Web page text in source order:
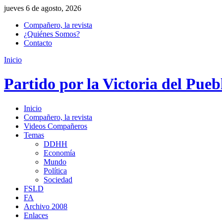
jueves 6 de agosto, 2026
Compañero, la revista
¿Quiénes Somos?
Contacto
Inicio
Partido por la Victoria del
Inicio
Compañero, la revista
Videos Compañeros
Temas
DDHH
Economía
Mundo
Política
Sociedad
FSLD
FA
Archivo 2008
Enlaces